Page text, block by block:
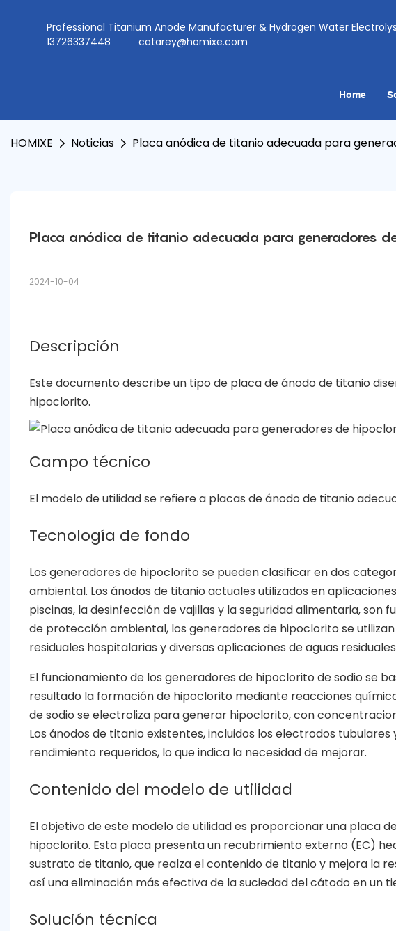
Professional Titanium Anode Manufacturer & Hydrogen Water
13726337448
catarey@homixe.com
Home
HOMIXE Noticias Placa anódica de titanio adecuada para
Placa anódica de titanio adecuada para generadores
2024-10-04
Descripción
Este documento describe un tipo de placa de ánodo de titanio
hipoclorito.
Campo técnico
El modelo de utilidad se refiere a placas de ánodo de titanio
Tecnología de fondo
Los generadores de hipoclorito se pueden clasificar en dos
ambiental. Los ánodos de titanio actuales utilizados en
piscinas, la desinfección de vajillas y la seguridad alimentaria, son
de protección ambiental, los generadores de hipoclorito se
residuales hospitalarias y diversas aplicaciones de aguas
El funcionamiento de los generadores de hipoclorito de sodio se
resultado la formación de hipoclorito mediante reacciones
de sodio se electroliza para generar hipoclorito, con
Los ánodos de titanio existentes, incluidos los electrodos
rendimiento requeridos, lo que indica la necesidad de mejorar.
Contenido del modelo de utilidad
El objetivo de este modelo de utilidad es proporcionar una placa
hipoclorito. Esta placa presenta un recubrimiento externo (EC)
sustrato de titanio, que realza el contenido de titanio y mejora la
así una eliminación más efectiva de la suciedad del cátodo en un
Solución técnica